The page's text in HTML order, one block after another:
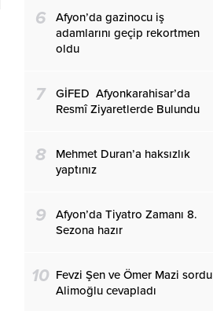
6
Afyon’da gazinocu iş
adamlarını geçip rekortmen
oldu
7
GİFED Afyonkarahisar’da
Resmî Ziyaretlerde Bulundu
8
Mehmet Duran’a haksızlık
yaptınız
9
Afyon’da Tiyatro Zamanı 8.
Sezona hazır
10 Fevzi Şen ve Ömer Mazi sordu
Alimoğlu cevapladı